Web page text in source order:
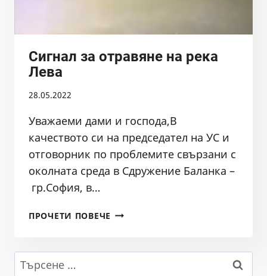
Сигнал за отравяне на река
Лева
28.05.2022
Уважаеми дами и господа,В
качеството си на председател на УС и
отговорник по проблемите свързани с
околната среда в Сдружение Баланка –
гр.София, в…
ПРОЧЕТИ ПОВЕЧЕ СИГНАЛ
НА
Търсене